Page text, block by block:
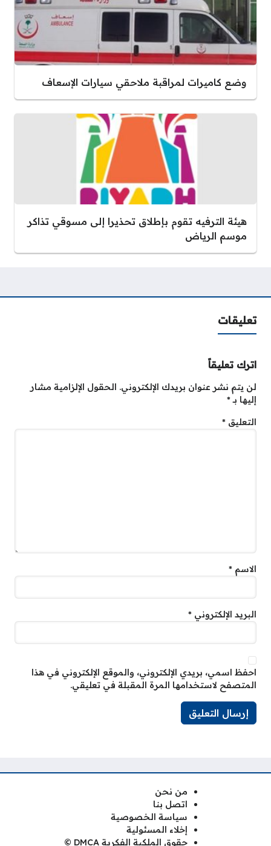
وضع كاميرات لمراقبة ملاحقي سيارات الإسعاف
هيئة الترفيه تقوم بإطلاق تحذيرا إلى مسوقي تذاكر
موسم الرياض
تعليقات
اترك تعليقاً
لن يتم نشر عنوان بريدك الإلكتروني.
الحقول الإلزامية مشار
إليها بـ*
التعليق *
الاسم *
البريد الإلكتروني *
احفظ اسمي، بريدي الإلكتروني، والموقع الإلكتروني في هذا
المتصفح لاستخدامها المرة المقبلة في تعليقي.
من نحن
اتصل بنا
سياسة الخصوصية
إخلاء المسئولية
حقوق الملكية الفكرية DMCA ©